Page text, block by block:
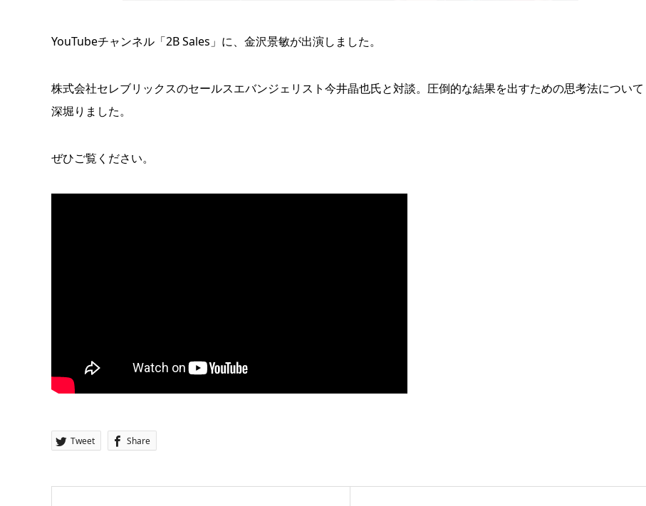
YouTubeチャンネル「2B Sales」に、金沢景敏が出演しました。
株式会社セレブリックスのセールスエバンジェリスト今井晶也氏と対談。圧倒的な結果を出すための思考法について
深堀りました。
ぜひご覧ください。
Tweet Share